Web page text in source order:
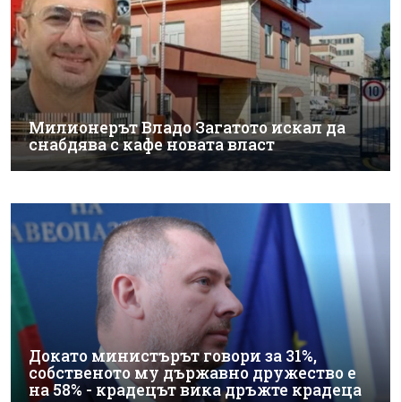
Милионерът Владо Загатото искал да
снабдява с кафе новата власт
Докато министърът говори за 31%,
собственото му държавно дружество е
на 58% - крадецът вика дръжте крадеца